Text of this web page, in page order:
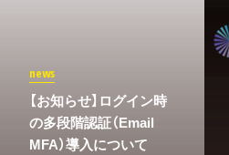
news
​【お知らせ】ログイン時
の多段階認証（Email
MFA）導入について